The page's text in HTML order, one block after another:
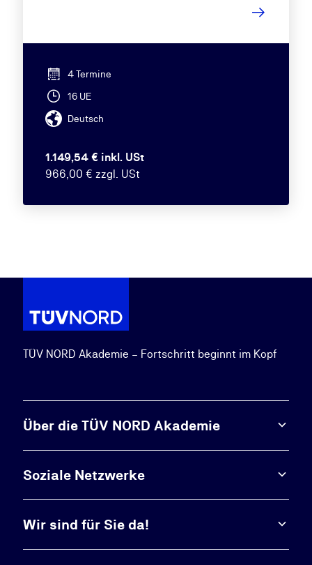
4 Termine
16 UE
Deutsch
1.149,54 € inkl. USt
966,00 € zzgl. USt
TÜV NORD Akademie – Fortschritt beginnt im Kopf
Über die TÜV NORD Akademie
Soziale Netzwerke
Wir sind für Sie da!